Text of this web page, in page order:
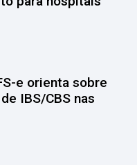
e orienta sobre
IBS/CBS nas